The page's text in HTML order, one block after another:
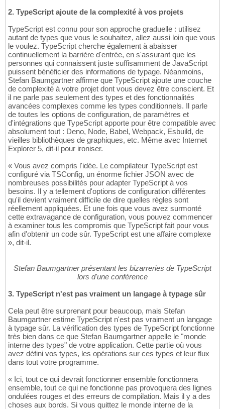
2. TypeScript ajoute de la complexité à vos projets
TypeScript est connu pour son approche graduelle : utilisez
autant de types que vous le souhaitez, allez aussi loin que vous
le voulez. TypeScript cherche également à abaisser
continuellement la barrière d'entrée, en s'assurant que les
personnes qui connaissent juste suffisamment de JavaScript
puissent bénéficier des informations de typage. Néanmoins,
Stefan Baumgartner affirme que TypeScript ajoute une couche
de complexité à votre projet dont vous devez être conscient. Et
il ne parle pas seulement des types et des fonctionnalités
avancées complexes comme les types conditionnels. Il parle
de toutes les options de configuration, de paramètres et
d'intégrations que TypeScript apporte pour être compatible avec
absolument tout : Deno, Node, Babel, Webpack, Esbuild, de
vieilles bibliothèques de graphiques, etc. Même avec Internet
Explorer 5, dit-il pour ironiser.
« Vous avez compris l'idée. Le compilateur TypeScript est
configuré via TSConfig, un énorme fichier JSON avec de
nombreuses possibilités pour adapter TypeScript à vos
besoins. Il y a tellement d'options de configuration différentes
qu'il devient vraiment difficile de dire quelles règles sont
réellement appliquées. Et une fois que vous avez surmonté
cette extravagance de configuration, vous pouvez commencer
à examiner tous les compromis que TypeScript fait pour vous
afin d'obtenir un code sûr. TypeScript est une affaire complexe
», dit-il.
Stefan Baumgartner présentant les bizarreries de TypeScript
lors d'une conférence
3. TypeScript n'est pas vraiment un langage à typage sûr
Cela peut être surprenant pour beaucoup, mais Stefan
Baumgartner estime TypeScript n'est pas vraiment un langage
à typage sûr. La vérification des types de TypeScript fonctionne
très bien dans ce que Stefan Baumgartner appelle le "monde
interne des types" de votre application. Cette partie où vous
avez défini vos types, les opérations sur ces types et leur flux
dans tout votre programme.
« Ici, tout ce qui devrait fonctionner ensemble fonctionnera
ensemble, tout ce qui ne fonctionne pas provoquera des lignes
ondulées rouges et des erreurs de compilation. Mais il y a des
choses aux bords. Si vous quittez le monde interne de la